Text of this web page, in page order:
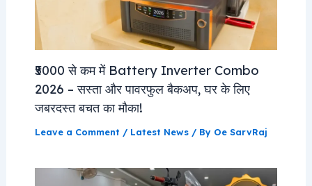
₹5000 से कम में Battery Inverter Combo
2026 – सस्ता और पावरफुल बैकअप, घर के लिए
जबरदस्त बचत का मौका!
Leave a Comment / Latest News/ By Oe SarvRaj